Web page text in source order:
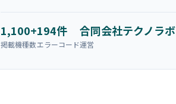
1,100+
掲載機種数
194件
エラーコード
合同会社テクノラボ
運営